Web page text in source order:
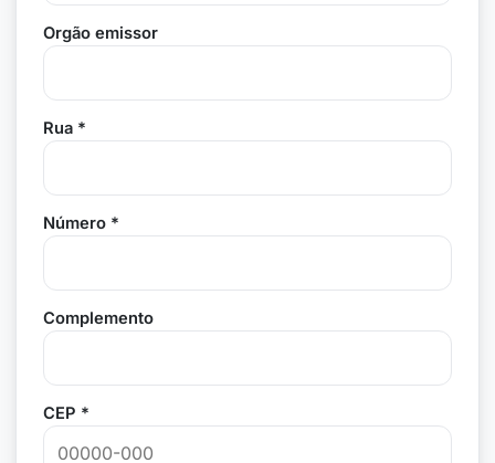
Orgão emissor
Rua *
Número *
Complemento
CEP *